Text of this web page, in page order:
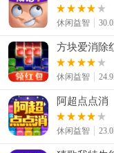
休闲益智
方块爱消除
休闲益智
阿超点点消
休闲益智